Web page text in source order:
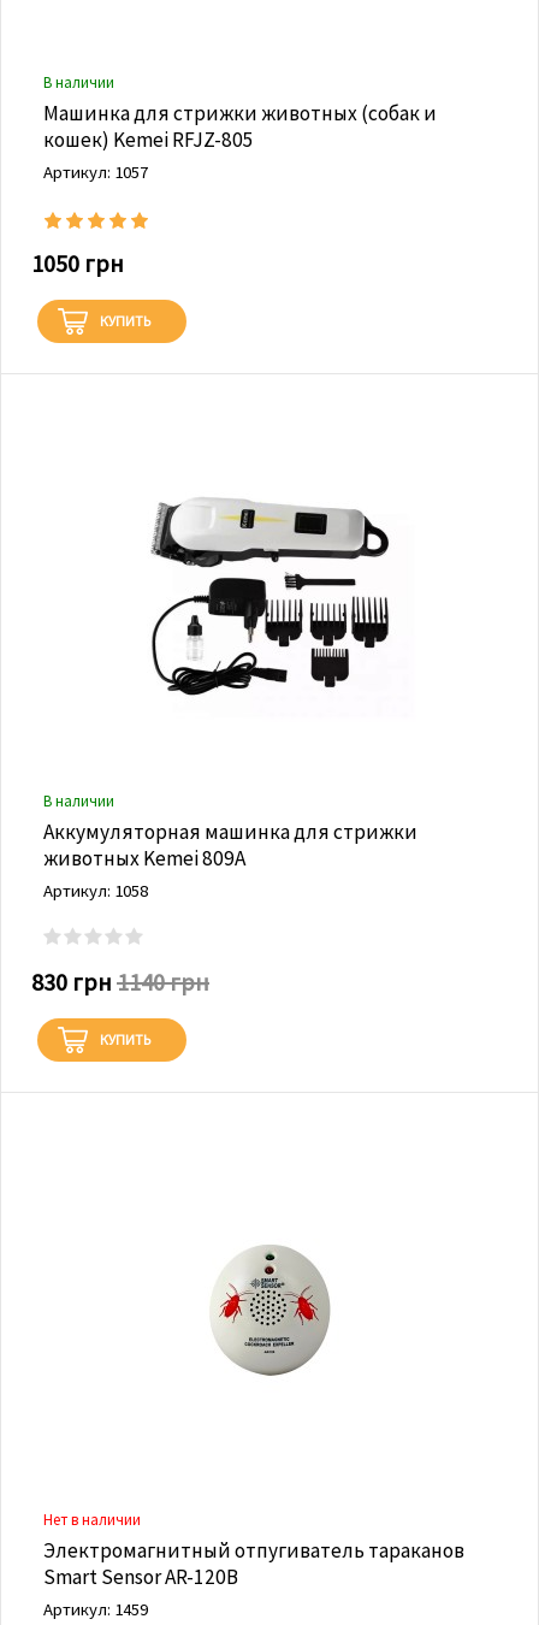
В наличии
Машинка для стрижки животных (собак и
кошек) Kemei RFJZ-805
Артикул: 1057
1050 грн
КУПИТЬ
В наличии
Аккумуляторная машинка для стрижки
животных Kemei 809A
Артикул: 1058
830 грн 1140 грн
КУПИТЬ
Нет в наличии
Электромагнитный отпугиватель тараканов
Smart Sensor AR-120B
Артикул: 1459